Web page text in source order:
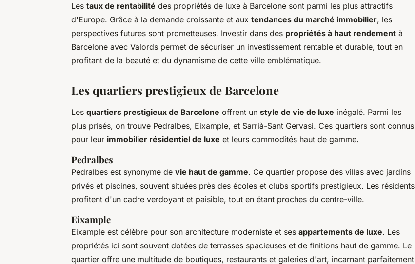
Les taux de rentabilité des propriétés de luxe à Barcelone sont parmi les plus attractifs
d'Europe. Grâce à la demande croissante et aux tendances du marché immobilier, les
perspectives futures sont prometteuses. Investir dans des propriétés à haut rendement à
Barcelone avec Valords permet de sécuriser un investissement rentable et durable, tout en
profitant de la beauté et du dynamisme de cette ville emblématique.
Les quartiers prestigieux de Barcelone
Les quartiers prestigieux de Barcelone offrent un style de vie de luxe inégalé. Parmi les
plus prisés, on trouve Pedralbes, Eixample, et Sarrià-Sant Gervasi. Ces quartiers sont connus
pour leur immobilier résidentiel de luxe et leurs commodités haut de gamme.
Pedralbes
Pedralbes est synonyme de vie haut de gamme. Ce quartier propose des villas avec jardins
privés et piscines, souvent situées près des écoles et clubs sportifs prestigieux. Les résidents
profitent d'un cadre verdoyant et paisible, tout en étant proches du centre-ville.
Eixample
Eixample est célèbre pour son architecture moderniste et ses appartements de luxe. Les
propriétés ici sont souvent dotées de terrasses spacieuses et de finitions haut de gamme. Le
quartier offre une multitude de boutiques, restaurants et galeries d'art, incarnant parfaitement